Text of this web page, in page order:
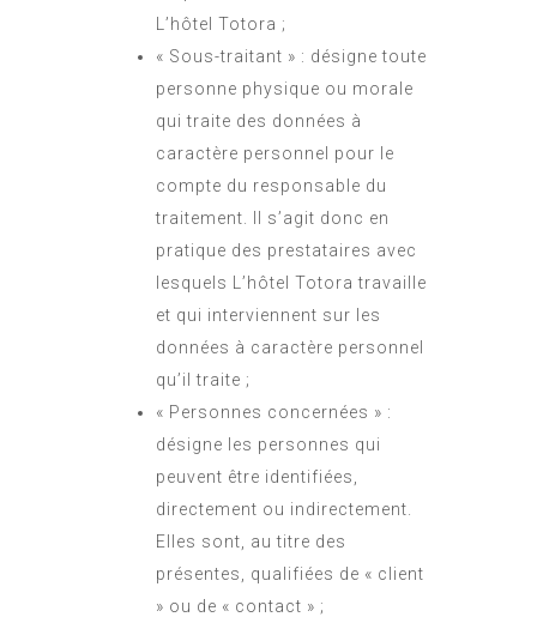
L’hôtel Totora ;
« Sous-traitant » : désigne toute
personne physique ou morale
qui traite des données à
caractère personnel pour le
compte du responsable du
traitement. Il s’agit donc en
pratique des prestataires avec
lesquels L’hôtel Totora travaille
et qui interviennent sur les
données à caractère personnel
qu’il traite ;
« Personnes concernées » :
désigne les personnes qui
peuvent être identifiées,
directement ou indirectement.
Elles sont, au titre des
présentes, qualifiées de « client
» ou de « contact » ;